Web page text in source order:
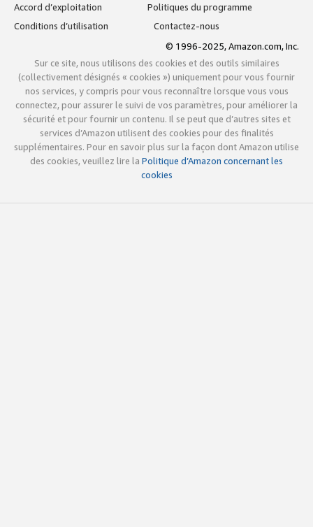
Accord d’exploitation
Politiques du programme
Conditions d’utilisation
Contactez-nous
© 1996-2025, Amazon.com, Inc.
Sur ce site, nous utilisons des cookies et des outils similaires
(collectivement désignés « cookies ») uniquement pour vous fournir
nos services, y compris pour vous reconnaître lorsque vous vous
connectez, pour assurer le suivi de vos paramètres, pour améliorer la
sécurité et pour fournir un contenu. Il se peut que d’autres sites et
services d’Amazon utilisent des cookies pour des finalités
supplémentaires. Pour en savoir plus sur la façon dont Amazon utilise
des cookies, veuillez lire la Politique d’Amazon concernant les
cookies